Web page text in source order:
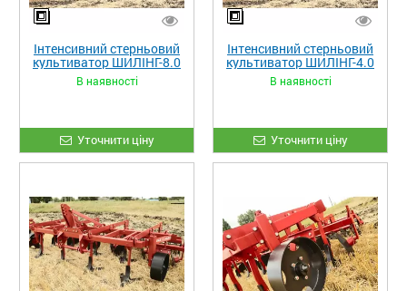
Інтенсивний стерньовий
культиватор ШИЛІНГ-8.0
В наявності
Уточнити ціну
Інтенсивний стерньовий
культиватор ШИЛІНГ-4.0
В наявності
Уточнити ціну